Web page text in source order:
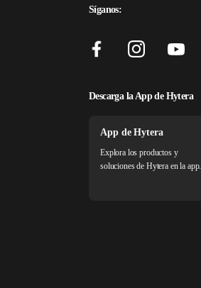
Síganos:
Descarga la App de Hytera
App de Hytera
Explora los productos y
soluciones de Hytera en la app.